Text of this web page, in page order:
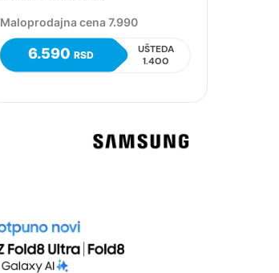
Maloprodajna cena 7.990
6.590RSD
UŠTEDA
1.400